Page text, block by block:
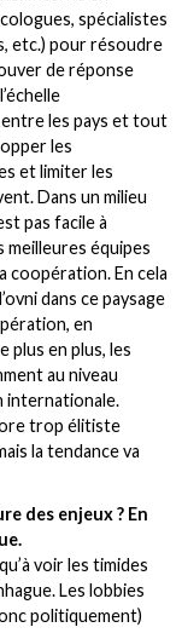
spécialistes
etc.) pour résoudre
de réponse
les pays et tout
les
et limiter les
Dans un milieu
pas facile à
meilleures équipes
coopération. En cela
dans ce paysage
en
plus en plus, les
au niveau
internationale.
trop élitiste
la tendance va
des enjeux ? En
voir les timides
Les lobbies
politiquement)